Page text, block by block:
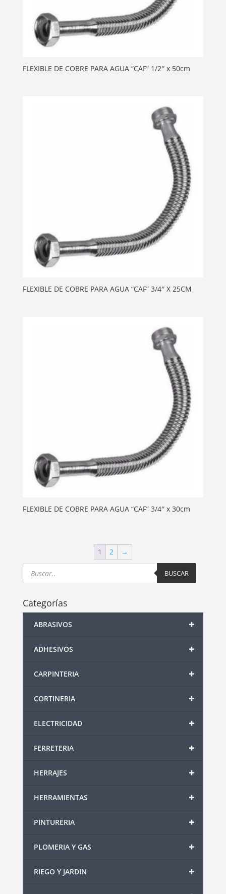
FLEXIBLE DE COBRE PARA AGUA “CAF” 1/2″ x 50cm
FLEXIBLE DE COBRE PARA AGUA “CAF” 3/4″ X 25CM
FLEXIBLE DE COBRE PARA AGUA “CAF” 3/4″ x 30cm
1 2
→
Products
search BUSCAR
Categorías
+
ABRASIVOS
+
ADHESIVOS
+
CARPINTERIA
+
CORTINERIA
+
ELECTRICIDAD
+
FERRETERIA
+
HERRAJES
+
HERRAMIENTAS
+
PINTURERIA
+
PLOMERIA Y GAS
+
RIEGO Y JARDIN